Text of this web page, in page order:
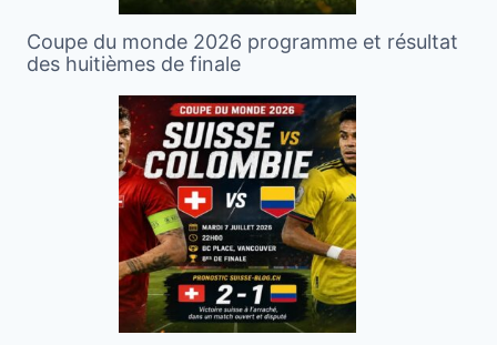
Coupe du monde 2026 programme et résultat
des huitièmes de finale